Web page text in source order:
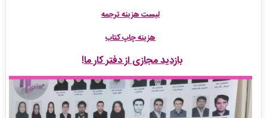
لیست هزینه ترجمه
هزینه چاپ کتاب
بازدید مجازی از دفتر کار ما!